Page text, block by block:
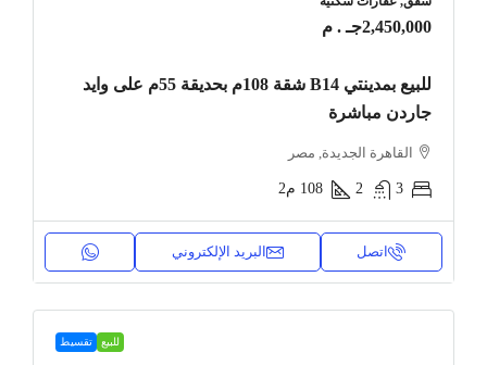
2,450,000جـ . م
للبيع بمدينتي B14 شقة 108م بحديقة 55م على وايد
جاردن مباشرة
القاهرة الجديدة, مصر
3
2
108 م2
اتصل البريد الإلكتروني
للبيع تقسيط